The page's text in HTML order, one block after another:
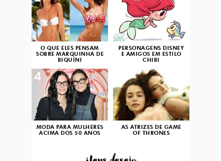
O QUE ELES PENSAM
SOBRE MARQUINHA DE
BIQUÍNI
PERSONAGENS DISNEY
E AMIGOS EM ESTILO
CHIBI
MODA PARA MULHERES
ACIMA DOS 50 ANOS
4
AS ATRIZES DE GAME
OF THRONES